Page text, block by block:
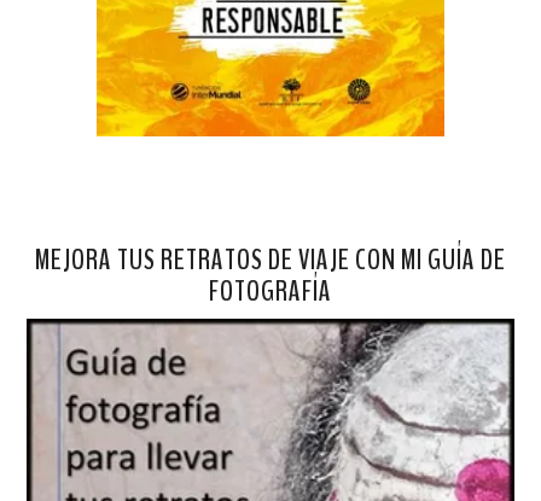
MEJORA TUS RETRATOS DE VIAJE CON MI GUÍA DE
FOTOGRAFÍA